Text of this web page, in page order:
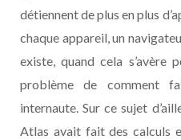
détiennent de plus en plus
chaque appareil, un
existe, quand cela s’avère
problème de comment
internaute. Sur ce sujet
Atlas avait fait des calculs